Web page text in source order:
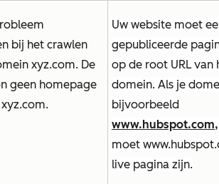
bij het crawlen
xyz.com. De
geen homepage
Uw website moet
gepubliceerde
op de root URL van
domein. Als je
bijvoorbeeld
www.hubspot.com,
moet
live pagina zijn.